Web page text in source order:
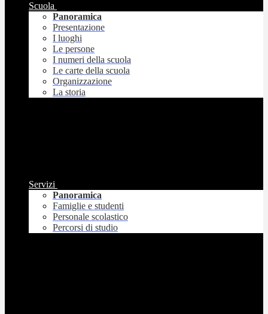
Scuola
Panoramica
Presentazione
I luoghi
Le persone
I numeri della scuola
Le carte della scuola
Organizzazione
La storia
Servizi
Panoramica
Famiglie e studenti
Personale scolastico
Percorsi di studio